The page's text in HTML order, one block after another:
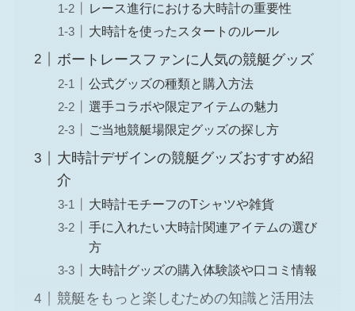
レース進行における大時計の重要性
大時計を使ったスタートのルール
ボートレースファンに人気の競艇グッズ
公式グッズの種類と購入方法
選手コラボや限定アイテムの魅力
ご当地競艇場限定グッズの探し方
大時計デザインの競艇グッズおすすめ紹
介
大時計モチーフのTシャツや雑貨
手に入れたい大時計関連アイテムの選び
方
大時計グッズの購入体験談や口コミ情報
競艇をもっと楽しむための知識と活用法